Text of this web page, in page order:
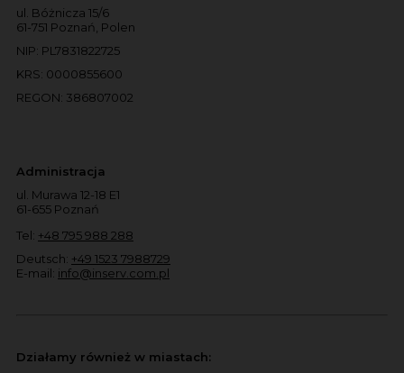
ul. Bóżnicza 15/6
61-751 Poznań, Polen
NIP: PL7831822725
KRS: 0000855600
REGON: 386807002
Administracja
ul. Murawa 12-18 E1
61-655 Poznań
Tel: +48 795 988 288
Deutsch: +49 1523 7988729
E-mail: info@inserv.com.pl
Działamy również w miastach: